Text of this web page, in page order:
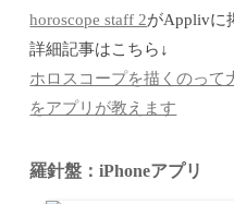
horoscope staff 2がApplivに
詳細記事はこちら↓
ホロスコープを描くのって
をアプリが教えます
羅針盤：iPhoneアプリ